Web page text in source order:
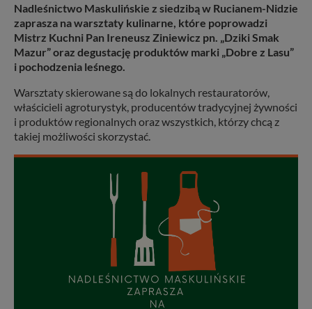
Nadleśnictwo Maskulińskie z siedzibą w Rucianem-Nidzie
zaprasza na warsztaty kulinarne, które poprowadzi
Mistrz Kuchni Pan Ireneusz Ziniewicz pn. „Dziki Smak
Mazur” oraz degustację produktów marki „Dobre z Lasu”
i pochodzenia leśnego.
Warsztaty skierowane są do lokalnych restauratorów,
właścicieli agroturystyk, producentów tradycyjnej żywności
i produktów regionalnych oraz wszystkich, którzy chcą z
takiej możliwości skorzystać.